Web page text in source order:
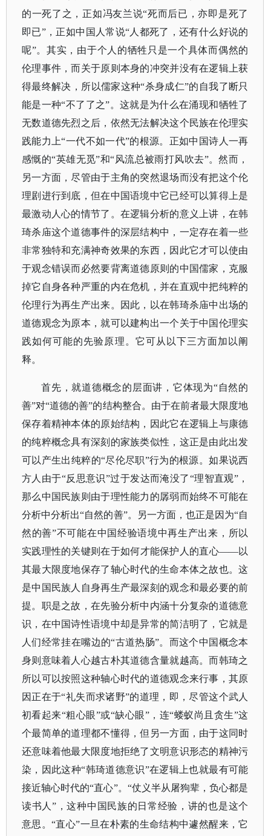
的一死了之，正如冯友兰说“死而后已，亦即是死了
即已”，正如中国人常说“人都死了，还有什么好说的
呢”。其实，由于个人的牺牲只是一个具体而偶然的
伦理事件，而关于原则本身的冲突并没有在逻辑上获
得最终解决，所以儒家这种“杀身成仁”的自我了断只
能是一种“不了了之”。这就是为什么在涌现和牺牲了
无数道德先烈之后，依然无法解决这个民族在伦理实
践能力上“一代不如一代”的根源。正如中国诗人一再
感慨的“英雄无觅”和“风流总被雨打风吹去”。然而，
另一方面，尽管由于主角的突然退场而没有把这个伦
理剧进行到底，但在中国语境中它已经可以算得上是
最激动人心的情节了。在逻辑分析的意义上讲，在韩
琦杀庙这个道德事件的深层结构中，一定存在着一些
非常独特和充满神奇效果的东西，因此它才可以使由
于观念错误而必然要背离道德原则的中国儒家，克服
掉它自身各种严重的内在危机，并在直观中把纯粹的
伦理行为再生产出来。因此，以在韩琦杀庙中出场的
道德观念为原本，就可以建构出一个关于中国伦理实
践如何可能的先验原理。它可从以下三方面加以阐
释。
首先，就道德概念的层面讲，它体现为“自然的
善”对“道德的善”的结构整合。由于在前者最大限度地
保存着精神本体的原始结构，因此它在逻辑上与康德
的纯粹概念具有深刻的家族类似性，这正是由此出发
可以产生出纯粹的“尽伦尽职”行为的根源。如果说西
方人由于“反思意识”过于发达而淹没了“理智直观”，
那么中国民族则由于理性能力的孱弱而始终不可能在
分析中分析出“自然的善”。另一方面，也正是因为“自
然的善”不可能在中国经验语境中再生产出来，所以
实践理性的关键则在于如何才能保护人的直心——以
其最大限度地保存了轴心时代的生命本体之故也。这
是中国民族人自身再生产最深刻的观念和最必要的前
提。职是之故，在先验分析中内涵十分复杂的道德意
识，在中国诗性语境中却是异常的简洁明了，它就是
人们经常挂在嘴边的“古道热肠”。而这个中国概念本
身则意味着人心越古朴其道德含量就越高。而韩琦之
所以可以按照这种轴心时代的道德观念来行事，其原
因正在于“礼失而求诸野”的道理，即，尽管这个武人
初看起来“粗心眼”或“缺心眼”，连“蝼蚁尚且贪生”这
个最简单的道理都不懂得，但另一方面，由于这同时
还意味着他最大限度地拒绝了文明意识形态的精神污
染，因此这种“韩琦道德意识”在逻辑上也就最有可能
接近轴心时代的“直心”。“仗义半从屠狗辈，负心都是
读书人”，这种中国民族的日常经验，讲的也是这个
意思。“直心”一旦在朴素的生命结构中遽然醒来，它